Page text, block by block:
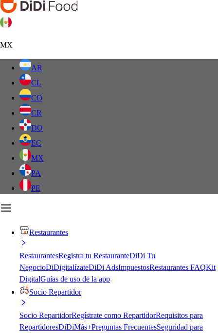
MX
AR
CL
CO
CR
DO
EC
MX
PA
PE
Restaurantes
RestaurantesRegistra tu RestauranteDiDi Tu
NegocioDiDigitalízateDiDi AdsImpuestosRestaurantes FAQKit
DigitalGuías de uso de la app
Socio Repartidor
Socio RepartidorRegístrate como RepartidorRequisitos para
RepartidoresDiDiMás+Preguntas FrecuentesSeguridad para